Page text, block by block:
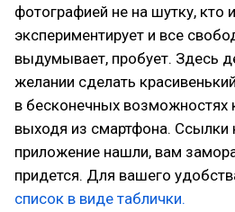
фотографией не на шутку, кто
экспериментирует и все
выдумывает, пробует. Здесь
желании сделать
в бесконечных возможностях
выходя из смартфона. Ссылки
приложение нашли, вам
придется. Для вашего
список в виде таблички.